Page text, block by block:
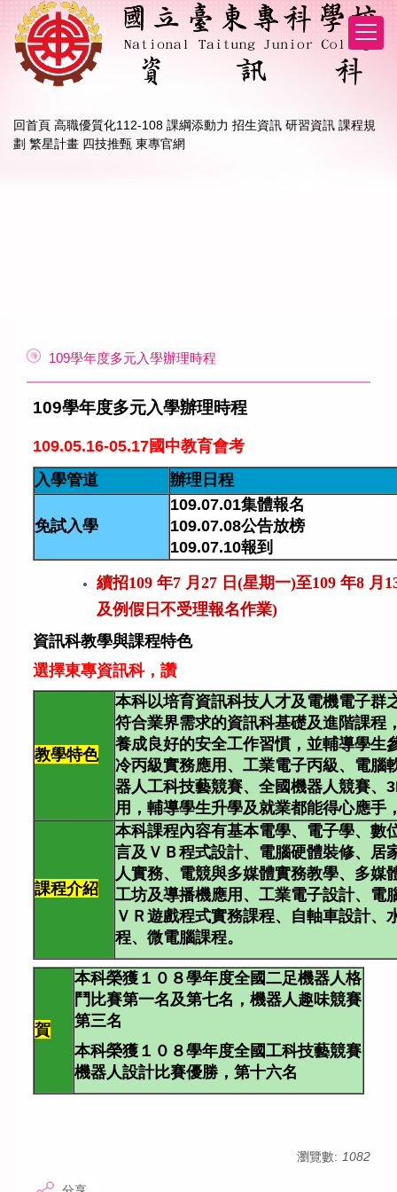
到
主
要
區
回首頁 高職優質化112-108 課綱添動力 招生資訊 研習資訊 課程規
劃 繁星計畫 四技推甄 東專官網
109學年度多元入學辦理時程
109學年度多元入學辦理時程
109.05.16-05.17國中教育會考
入學管道
辦理日程
免試入學
109.07.01集體報名
109.07.08公告放榜
109.07.10報到
續招109 年7 月27 日(星期一)至109 年8 月
及例假日不受理報名作業)
資訊科教學與課程特色
選擇東專資訊科，讚
教學特色
本科以培育資訊科技人才及電機電子群
符合業界需求的資訊科基礎及進階課程
養成良好的安全工作習慣，並輔導學生
冷丙級實務應用、工業電子丙級、電腦
器人工科技藝競賽、全國機器人競賽、
用，輔導學生升學及就業都能得心應手
課程介紹
本科課程內容有基本電學、電子學、數
言及ＶＢ程式設計、電腦硬體裝修、居
人實務、電競與多媒體實務教學、多
工坊及導播機應用、工業電子設計、電
ＶＲ遊戲程式實務課程、自軸車設計
程、微電腦課程。
賀
本科榮獲１０８學年度全國二足機器人格
鬥比賽第一名及第七名，機器人趣味競賽
第三名
本科榮獲１０８學年度全國工科技藝競賽
機器人設計比賽優勝，第十六名
瀏覽數: 1082